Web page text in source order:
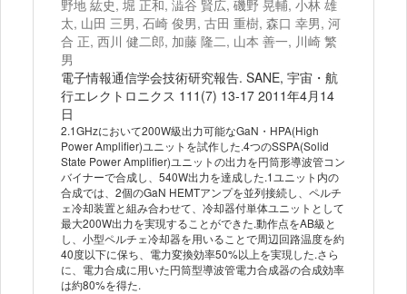
野地 紘史, 堀 正和, 澁谷 賢広, 磯野 晃輔, 小林 雄
太, 山田 三男, 石崎 俊男, 古田 重樹, 森口 幸男, 河
合 正, 西川 健二郎, 加藤 隆二, 山本 善一, 川崎 繁
男
電子情報通信学会技術研究報告. SANE, 宇宙・航
行エレクトロニクス 111(7) 13-17 2011年4月14
日
2.1GHzにおいて200W級出力可能なGaN・HPA(High
Power Amplifier)ユニットを試作した.4つのSSPA(Solid
State Power Amplifier)ユニットの出力を円筒形導波管コン
バイナーで合成し、540W出力を達成した.1ユニット内の
合成では、2個のGaN HEMTアンプを並列接続し、ペルチ
ェ冷却装置と組み合わせて、冷却器付単体ユニットとして
最大200W出力を実現することができた.動作点をAB級と
し、小型ペルチェ冷却器を用いることで周辺回路温度を約
40度以下に保ち、電力変換効率50%以上を実現した.さら
に、電力合成に用いた円筒型導波管電力合成器の合成効率
は約80%を得た.